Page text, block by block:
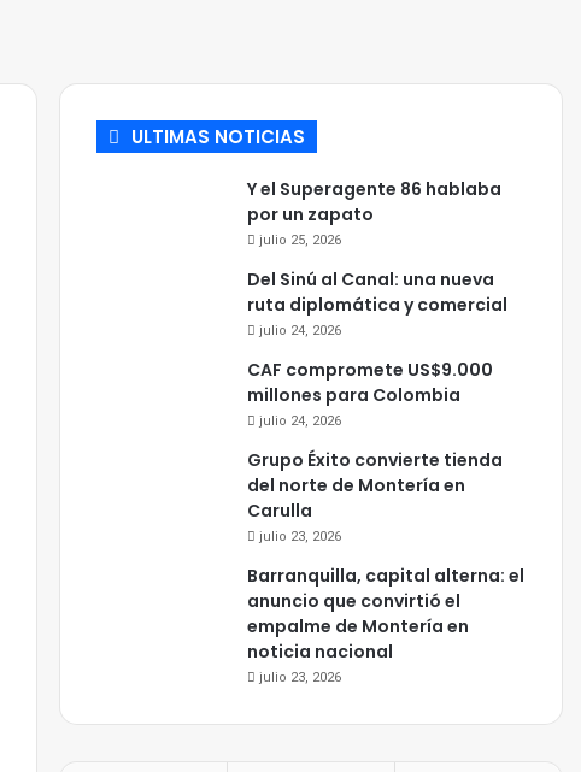
ULTIMAS NOTICIAS
Y el Superagente 86 hablaba
por un zapato
julio 25, 2026
Del Sinú al Canal: una nueva
ruta diplomática y comercial
julio 24, 2026
CAF compromete US$9.000
millones para Colombia
julio 24, 2026
Grupo Éxito convierte tienda
del norte de Montería en
Carulla
julio 23, 2026
Barranquilla, capital alterna: el
anuncio que convirtió el
empalme de Montería en
noticia nacional
julio 23, 2026